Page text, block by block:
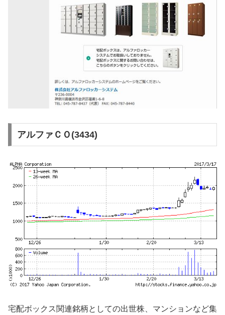
アルファＣＯ(3434)
宅配ボックス関連銘柄としての出世株、マンションなど集